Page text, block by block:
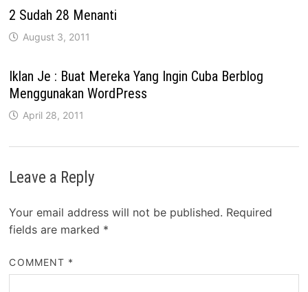
2 Sudah 28 Menanti
August 3, 2011
Iklan Je : Buat Mereka Yang Ingin Cuba Berblog
Menggunakan WordPress
April 28, 2011
Leave a Reply
Your email address will not be published. Required
fields are marked *
COMMENT *